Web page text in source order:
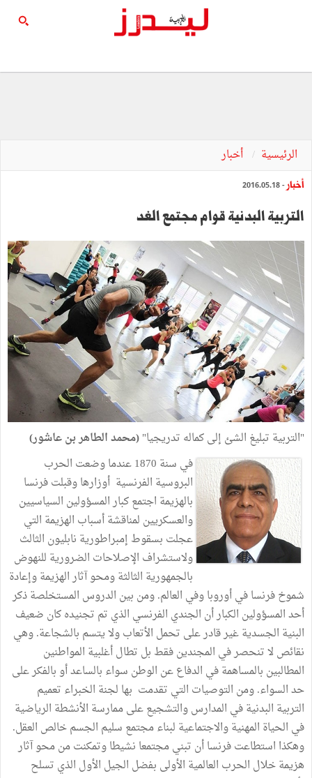
الرئيسية أخبار
أخبار - 2016.05.18
التربية البدنية قوام مجتمع الغد
"التربية تبليغ الشئ إلى كماله تدريجيا"(محمد الطاهر بن عاشور)
في سنة 1870 عندما وضعت الحرب
البروسية الفرنسية أوزارها وقبلت فرنسا
بالهزيمة اجتمع كبار المسؤولين السياسيين
والعسكريين لمناقشة أسباب الهزيمة التي
عجلت بسقوط إمبراطورية نابليون الثالث
ولاستشراف الإصلاحات الضرورية للنهوض
بالجمهورية الثالثة ومحو آثار الهزيمة وإعادة
شموخ فرنسا في أوروبا وفي العالم. ومن بين الدروس المستخلصة ذكر
أحد المسؤولين الكبار أن الجندي الفرنسي الذي تم تجنيده كان ضعيف
البنية الجسدية غير قادر على تحمل الأتعاب ولا يتسم بالشجاعة. وهي
نقائص لا تنحصر في المجندين فقط بل تطال أغلبية المواطنين
المطالبين بالمساهمة في الدفاع عن الوطن سواء بالساعد أو بالفكر على
حد السواء. ومن التوصيات التي تقدمت بها لجنة الخبراء تعميم
التربية البدنية في المدارس والتشجيع على ممارسة الأنشطة الرياضية
في الحياة المهنية والاجتماعية لبناء مجتمع سليم الجسم خالص العقل.
وهكذا استطاعت فرنسا أن تبني مجتمعا نشيطا وتمكنت من محو آثار
هزيمة خلال الحرب العالمية الأولى بفضل الجيل الأول الذي تسلح